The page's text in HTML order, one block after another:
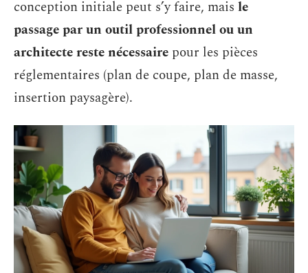
conception initiale peut s’y faire, mais le
passage par un outil professionnel ou un
architecte reste nécessaire pour les pièces
réglementaires (plan de coupe, plan de masse,
insertion paysagère).